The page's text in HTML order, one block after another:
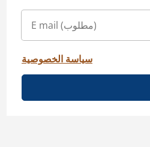
سياسة الخصوصية